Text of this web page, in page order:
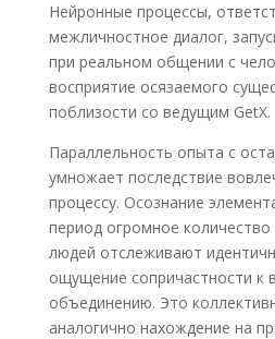
Нейронные процессы,
межличностное диалог,
при реальном общении с
восприятие осязаемого
поблизости со ведущим GetX.
Параллельность опыта с
умножает последствие
процессу. Осознание
период огромное
людей отслеживают
ощущение сопричастности к
объединению. Это
аналогично нахождение на